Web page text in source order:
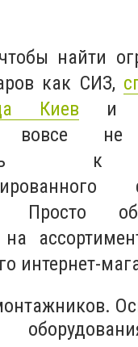
найти
как СИЗ,
Киев и
вовсе не
к
Просто
интернет-